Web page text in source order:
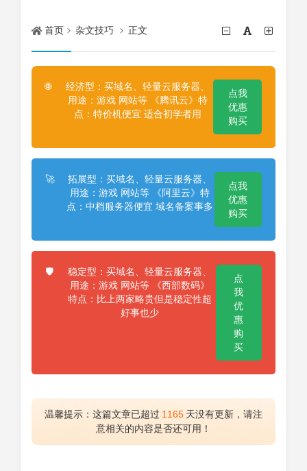
首页 杂文技巧 正文
🌐
经济型：买域名、轻量云服务器、
用途：游戏 网站等 《腾讯云》特
点：特价机便宜 适合初学者用
点我
优惠
购买
🚀
拓展型：买域名、轻量云服务器、
用途：游戏 网站等 《阿里云》特
点：中档服务器便宜 域名备案事多
点我
优惠
购买
🛡️
稳定型：买域名、轻量云服务器、
用途：游戏 网站等 《西部数码》
特点：比上两家略贵但是稳定性超
好事也少
点
我
优
惠
购
买
温馨提示：这篇文章已超过 1165 天没有更新，请注
意相关的内容是否还可用！